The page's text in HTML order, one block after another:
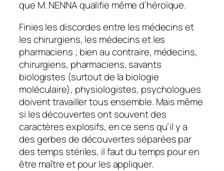
que M. NENNA qualifie même d’héroïque.
Finies les discordes entre les médecins et
les chirurgiens, les médecins et les
pharmaciens ; bien au contraire, médecins,
chirurgiens, pharmaciens, savants
biologistes (surtout de la biologie
moléculaire), physiologistes, psychologues
doivent travailler tous ensemble. Mais même
si les découvertes ont souvent des
caractères explosifs, en ce sens qu’il y a
des gerbes de découvertes séparées par
des temps stériles, il faut du temps pour en
être maître et pour les appliquer.